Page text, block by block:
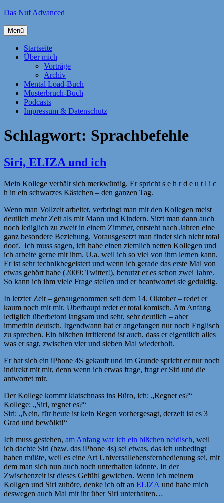
Zum
springen
Das Nuf Advanced
Menü
Startseite
Über mich
Vorträge
Archiv
Mental Load-Buch
Musterbruch-Buch
Podcasts
Impressum & Datenschutz
Schlagwort: Sprachbefehle
Siri, ELIZA und ich
Mein Kollege verhält sich merkwürdig. Er spricht s e h r d e u t l i c
h in ein schwarzes Kästchen – den ganzen Tag.
Wenn man Vollzeit arbeitet, verbringt man mit den Kollegen meist
deutlich mehr Zeit als mit Mann und Kindern. Sitzt man dann auch
noch lediglich zu zweit in einem Zimmer, entsteht nach Jahren eine
ganz besondere Beziehung. Vorausgesetzt man findet sich nicht total
doof. Ich muss sagen, ich habe einen ziemlich netten Kollegen und
ich arbeite gerne mit ihm. U.a. weil ich so viel von ihm lernen kann.
Er ist sehr technikbegeistert und wenn ich gerade das erste Mal von
etwas gehört habe (2009: Twitter!), benutzt er es schon zwei Jahre.
So kann ich ihm viele Frage stellen und er beantwortet sie geduldig.
In letzter Zeit – genaugenommen seit dem 14. Oktober – redet er
kaum noch mit mir. Überhaupt redet er total komisch. Am Anfang
lediglich überbetont langsam und sehr, sehr deutlich – aber
immerhin deutsch. Irgendwann hat er angefangen nur noch Englisch
zu sprechen. Ein bißchen irritierend ist auch, dass er eigentlich alles
was er sagt, zwischen vier und sieben Mal wiederholt.
Er hat sich ein iPhone 4S gekauft und im Grunde spricht er nur noch
indirekt mit mir, denn wenn ich etwas frage, fragt er Siri und die
antwortet mir.
Der Kollege kommt klatschnass ins Büro, ich: „Regnet es?“
Kollege: „Siri, regnet es?“
Siri: „Nein, für heute ist kein Regen vorhergesagt, derzeit ist es 3
Grad und bewölkt!“
Ich muss gestehen, am Anfang war ich ein bißchen neidisch, weil
ich dachte Siri (bzw. das iPhone 4s) sei etwas, das ich unbedingt
haben müßte, weil es eine Art Universallebensfernbedienung sei, mit
dem man sich nun auch noch unterhalten könnte. In der
Zwischenzeit ist dieses Gefühl gewichen. Wenn ich meinem
Kollgen und Siri zuhöre, denke ich oft an ELIZA und habe mich
deswegen auch Mal mit ihr über Siri unterhalten…